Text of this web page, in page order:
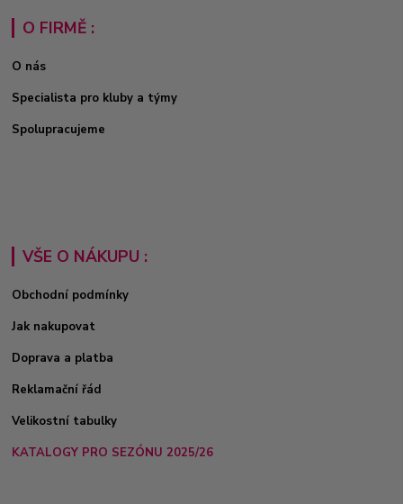
O FIRMĚ :
O nás
Specialista pro kluby a týmy
Spolupracujeme
VŠE O NÁKUPU :
Obchodní podmínky
Jak nakupovat
Doprava a platba
Reklamační řád
Velikostní tabulky
KATALOGY PRO SEZÓNU 2025/26